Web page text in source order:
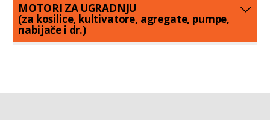
MOTORI ZA UGRADNJU
(za kosilice, kultivatore, agregate, pumpe,
nabijače i dr.)